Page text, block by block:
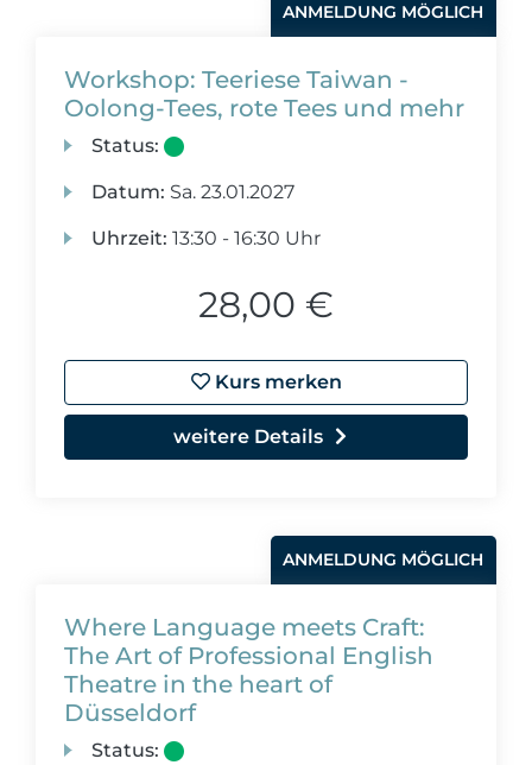
ANMELDUNG MÖGLICH
Workshop: Teeriese Taiwan -
Oolong-Tees, rote Tees und mehr
Status:
Datum: Sa. 23.01.2027
Uhrzeit: 13:30 - 16:30 Uhr
28,00 €
Kurs merken
weitere Details
ANMELDUNG MÖGLICH
Where Language meets Craft:
The Art of Professional English
Theatre in the heart of
Düsseldorf
Status: